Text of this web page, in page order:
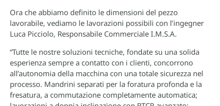
Ora che abbiamo definito le dimensioni del pezzo
lavorabile, vediamo le lavorazioni possibili con l’ingegner
Luca Picciolo, Responsabile Commerciale I.M.S.A.
“Tutte le nostre soluzioni tecniche, fondate su una solida
esperienza sempre a contatto con i clienti, concorrono
all’autonomia della macchina con una totale sicurezza nel
processo. Mandrini separati per la foratura profonda e la
fresatura, a commutazione completamente automatica;